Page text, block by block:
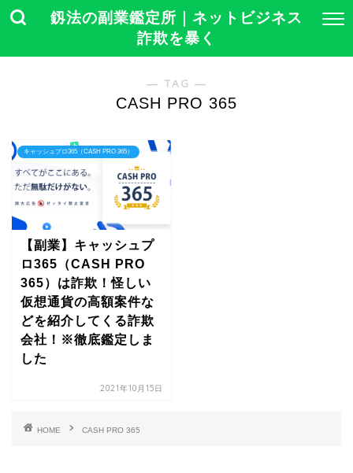
釼法の副業鑑定所｜ネットビジネス
詐欺を暴く
― TAG ―
CASH PRO 365
キャッシュプロ365（CASH PRO 365）
【副業】キャッシュプ
ロ365（CASH PRO
365）は詐欺！怪しい
仮想通貨の高額案件な
どを紹介してくる詐欺
会社！※徹底鑑定しま
した
2021年10月15日
HOME CASH PRO 365